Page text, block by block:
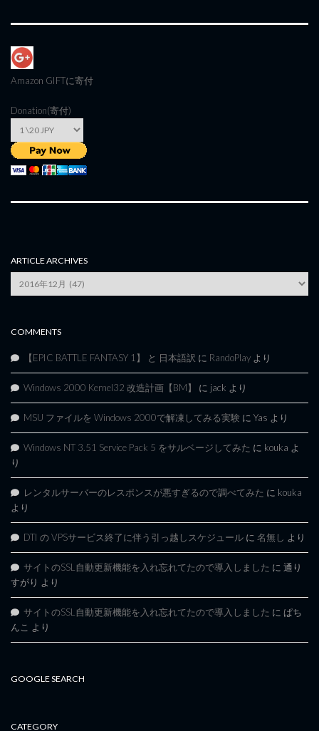
Amazon GIFTに寄付
Donation(寄付)
ARTICLE ARCHIVES
Archives
COMMENTS
【EPIC BATTLE FANTASY 1】 と 日本語訳 に RandoPlay より
Windows 2000 Kernel32 改造計画【BM】 に jack より
MSU ファイルを Windows 2000で解凍してみる実験 に Yas より
Windows NT 3.51 Service Pack 5 をサルベージしてみた に kouka よ
り
レンタルサーバーのレスポンスが悪すぎるので調べてみた に kouka
より
DTI の VPSサービス終了に伴う引っ越しスケジュール に 名無し より
サイトのSSL自動更新機能を入れ忘れてたので導入しました に 通り
すがり より
サイトのSSL自動更新機能を入れ忘れてたので導入しました に ぱち
んこ より
GOOGLE SEARCH
CATEGORY